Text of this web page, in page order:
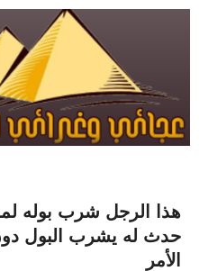
حدث له يشرب البول
الأمر